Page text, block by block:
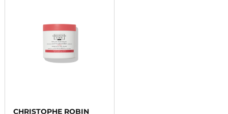
CHRISTOPHE ROBIN